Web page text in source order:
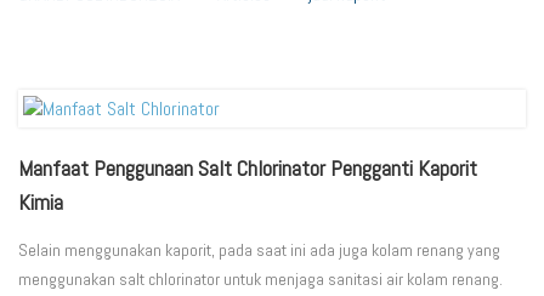
Manfaat Penggunaan Salt Chlorinator Pengganti Kaporit
Kimia
Selain menggunakan kaporit, pada saat ini ada juga kolam renang yang
menggunakan salt chlorinator untuk menjaga sanitasi air kolam renang.